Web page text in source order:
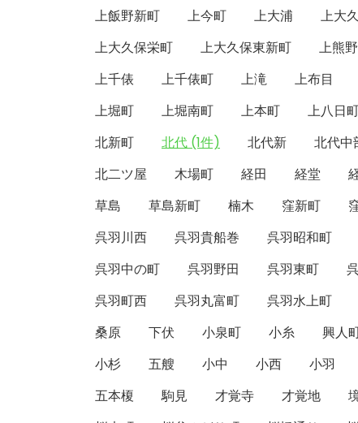
上飯野新町
上今町 上大浦 上大
上大久保栄町
上大久保東新町 上熊野
上千俵
上千俵町 上滝 上布目
上堀町
上堀南町 上本町 上八日
北新町
北代 (1件) 北代新 北代中
北二ツ屋
木場町 経田 経堂
草島
草島新町 楠木 窪新町
呉羽川西
呉羽貴船巻 呉羽昭和町
呉羽中の町
呉羽野田 呉羽東町
呉羽町西
呉羽丸富町 呉羽水上町
桑原
下伏 小泉町 小糸 興人
小杉
五艘 小中 小西 小羽
五本榎
駒見 才覚寺 才覚地